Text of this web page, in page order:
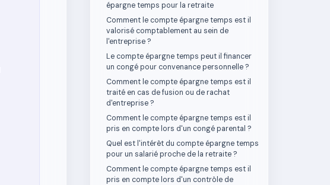
épargne temps pour la retraite
Comment le compte épargne temps est il
valorisé comptablement au sein de
l'entreprise ?
Le compte épargne temps peut il financer
un congé pour convenance personnelle ?
Comment le compte épargne temps est il
traité en cas de fusion ou de rachat
d'entreprise ?
Comment le compte épargne temps est il
pris en compte lors d'un congé parental ?
Quel est l'intérêt du compte épargne temps
pour un salarié proche de la retraite ?
Comment le compte épargne temps est il
pris en compte lors d'un contrôle de